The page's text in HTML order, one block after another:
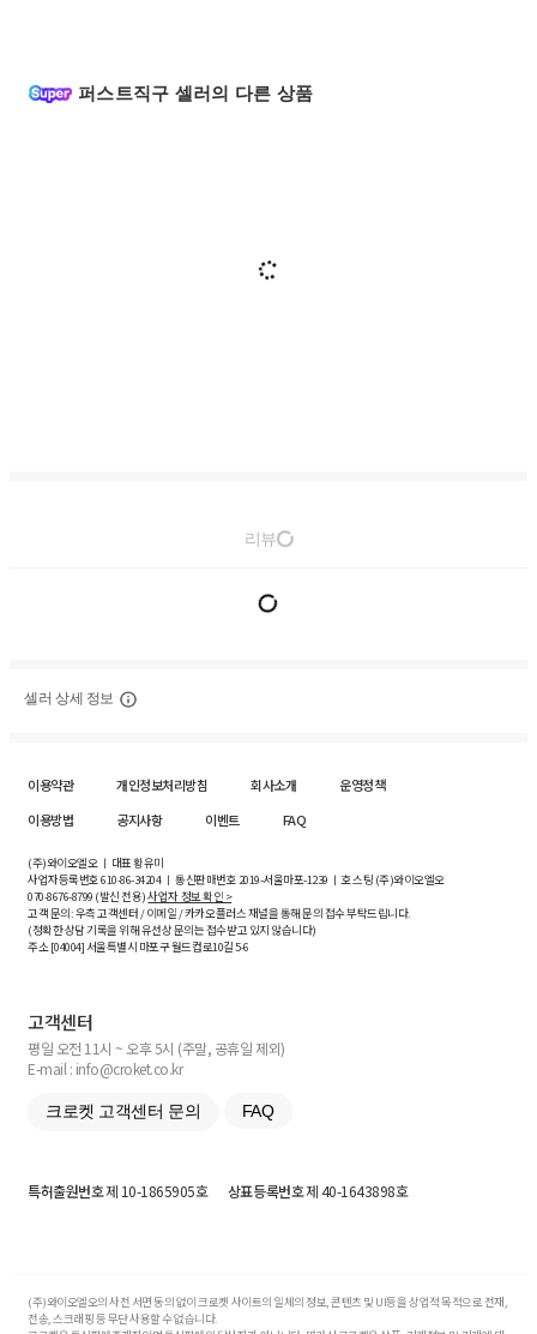
퍼스트직구 셀러의 다른 상품
리뷰
셀러 상세 정보
이용약관 개인정보처리방침 회사소개
운영정책
이용방법
공지사항 이벤트 FAQ
(주)와이오엘오 ㅣ 대표 황유미
사업자등록번호610-86-34204ㅣ 통신판매번호 2019-서울마포-1239 ㅣ 호스팅 (주)와이오엘오
070-8676-8799 (발신 전용)사업자 정보 확인 >
고객 문의: 우측 고객센터 / 이메일 / 카카오플러스 채널을 통해 문의 접수 부탁드립니다.
(정확한 상담 기록을 위해 유선상 문의는 접수받고 있지 않습니다)
주소 [04004] 서울특별시 마포구 월드컵로10길5-6
고객센터
평일 오전 11시 ~ 오후 5시 (주말, 공휴일 제외)
E-mail : info@croket.co.kr
크로켓 고객센터 문의 FAQ
특허출원번호제 10-1865905호 상표등록번호제 40-1643898호
(주)와이오엘오의 사전 서면 동의 없이 크로켓 사이트의 일체의 정보, 콘텐츠 및 UI등을 상업적 목적으로 전재,
전송, 스크래핑 등 무단 사용할 수 없습니다.